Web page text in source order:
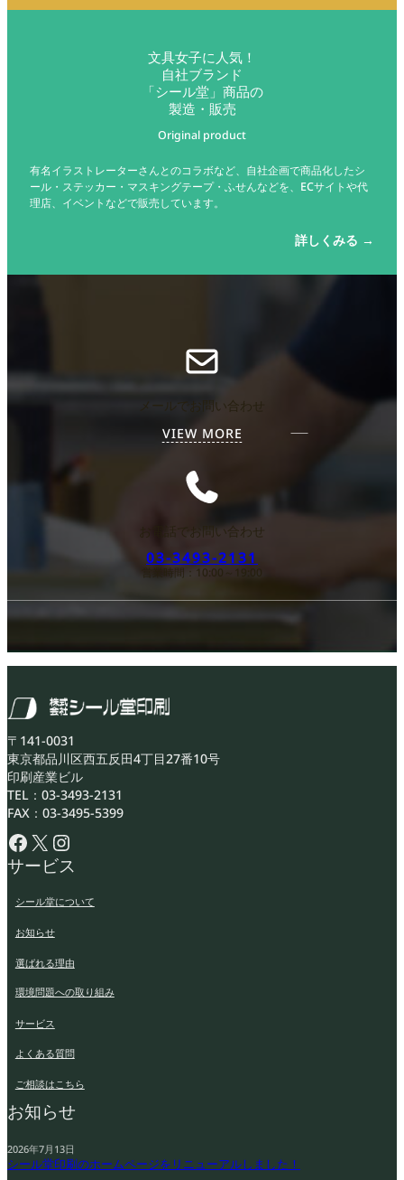
文具女子に人気！
自社ブランド
「シール堂」商品の
製造・販売
Original product
有名イラストレーターさんとのコラボなど、自社企画で商品化したシ
ール・ステッカー・マスキングテープ・ふせんなどを、ECサイトや代
理店、イベントなどで販売しています。
詳しくみる →
メールでお問い合わせ
VIEW MORE
お電話でお問い合わせ
03-3493-2131
営業時間：10:00～19:00
〒141-0031
東京都品川区西五反田4丁目27番10号
印刷産業ビル
TEL：03-3493-2131
FAX：03-3495-5399
Facebook X Instagram
サービス
シール堂について
お知らせ
選ばれる理由
環境問題への取り組み
サービス
よくある質問
ご相談はこちら
お知らせ
2026年7月13日
シール堂印刷のホームページをリニューアルしました！